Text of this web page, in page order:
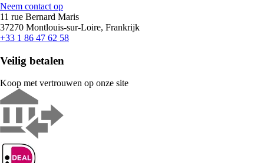
Neem contact op
11 rue Bernard Maris
37270 Montlouis-sur-Loire, Frankrijk
+33 1 86 47 62 58
Veilig betalen
Koop met vertrouwen op onze site